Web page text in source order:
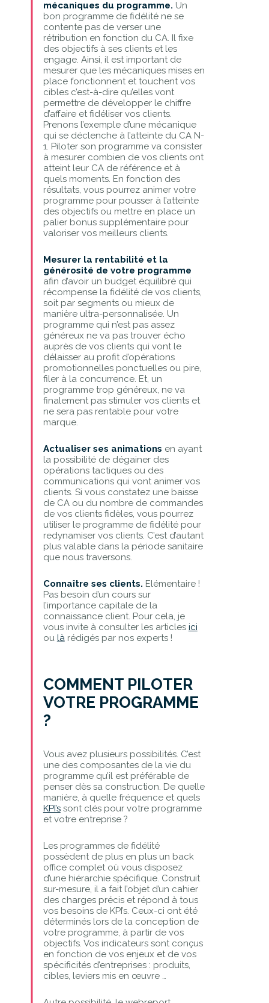
mécaniques du programme. Un
bon programme de fidélité ne se
contente pas de verser une
rétribution en fonction du CA. Il fixe
des objectifs à ses clients et les
engage. Ainsi, il est important de
mesurer que les mécaniques mises en
place fonctionnent et touchent vos
cibles c’est-à-dire qu’elles vont
permettre de développer le chiffre
d’affaire et fidéliser vos clients.
Prenons l’exemple d’une mécanique
qui se déclenche à l’atteinte du CA N-
1. Piloter son programme va consister
à mesurer combien de vos clients ont
atteint leur CA de référence et à
quels moments. En fonction des
résultats, vous pourrez animer votre
programme pour pousser à l’atteinte
des objectifs ou mettre en place un
palier bonus supplémentaire pour
valoriser vos meilleurs clients.
Mesurer la rentabilité et la
générosité de votre programme
afin d’avoir un budget équilibré qui
récompense la fidélité de vos clients,
soit par segments ou mieux de
manière ultra-personnalisée. Un
programme qui n’est pas assez
généreux ne va pas trouver écho
auprès de vos clients qui vont le
délaisser au profit d’opérations
promotionnelles ponctuelles ou pire,
filer à la concurrence. Et, un
programme trop généreux, ne va
finalement pas stimuler vos clients et
ne sera pas rentable pour votre
marque.
Actualiser ses animations en ayant
la possibilité de dégainer des
opérations tactiques ou des
communications qui vont animer vos
clients. Si vous constatez une baisse
de CA ou du nombre de commandes
de vos clients fidèles, vous pourrez
utiliser le programme de fidélité pour
redynamiser vos clients. C’est d’autant
plus valable dans la période sanitaire
que nous traversons.
Connaître ses clients. Elémentaire !
Pas besoin d’un cours sur
l’importance capitale de la
connaissance client. Pour cela, je
vous invite à consulter les articles ici
ou làrédigés par nos experts !
COMMENT PILOTER
VOTRE PROGRAMME
?
Vous avez plusieurs possibilités. C’est
une des composantes de la vie du
programme qu’il est préférable de
penser dès sa construction. De quelle
manière, à quelle fréquence et quels
KPI’ssont clés pour votre programme
et votre entreprise ?
Les programmes de fidélité
possèdent de plus en plus un back
office complet où vous disposez
d’une hiérarchie spécifique. Construit
sur-mesure, il a fait l’objet d’un cahier
des charges précis et répond à tous
vos besoins de KPI’s. Ceux-ci ont été
déterminés lors de la conception de
votre programme, à partir de vos
objectifs. Vos indicateurs sont conçus
en fonction de vos enjeux et de vos
spécificités d’entreprises : produits,
cibles, leviers mis en œuvre …